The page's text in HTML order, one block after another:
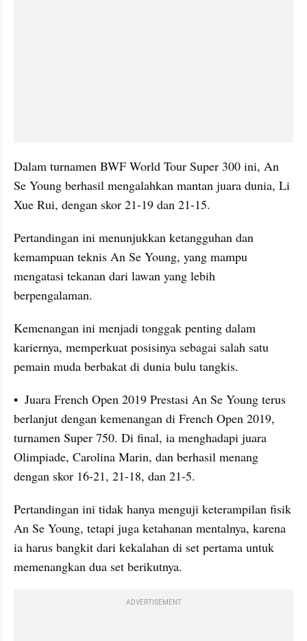
Dalam turnamen BWF World Tour Super 300 ini, An
Se Young berhasil mengalahkan mantan juara dunia, Li
Xue Rui, dengan skor 21-19 dan 21-15.
Pertandingan ini menunjukkan ketangguhan dan
kemampuan teknis An Se Young, yang mampu
mengatasi tekanan dari lawan yang lebih
berpengalaman.
Kemenangan ini menjadi tonggak penting dalam
kariernya, memperkuat posisinya sebagai salah satu
pemain muda berbakat di dunia bulu tangkis.
•  Juara French Open 2019 Prestasi An Se Young terus
berlanjut dengan kemenangan di French Open 2019,
turnamen Super 750. Di final, ia menghadapi juara
Olimpiade, Carolina Marin, dan berhasil menang
dengan skor 16-21, 21-18, dan 21-5.
Pertandingan ini tidak hanya menguji keterampilan fisik
An Se Young, tetapi juga ketahanan mentalnya, karena
ia harus bangkit dari kekalahan di set pertama untuk
memenangkan dua set berikutnya.
ADVERTISEMENT